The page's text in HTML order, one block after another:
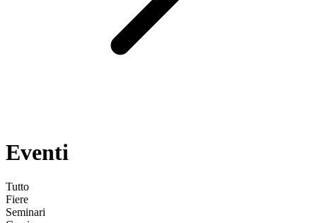
Eventi
Tutto
Fiere
Seminari